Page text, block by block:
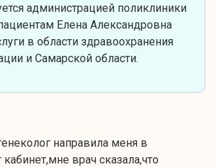
администрацией поликлиники
Елена Александровна
в области здравоохранения
и Самарской области.
направила меня в
врач сказала,что